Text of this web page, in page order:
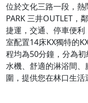
位於文化三路一段，
PARK 三井OUTLET，
捷運，交通、停車便
室配置14床KX獨特的
程均為50分鐘，分為
水機、舒適的淋浴間
圍，提供您在林口生活